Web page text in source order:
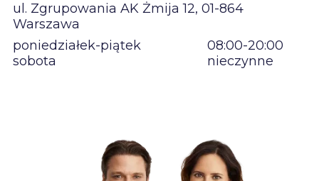
ul. Zgrupowania AK Żmija 12, 01-864
Warszawa
poniedziałek-piątek
08:00-20:00
sobota
nieczynne